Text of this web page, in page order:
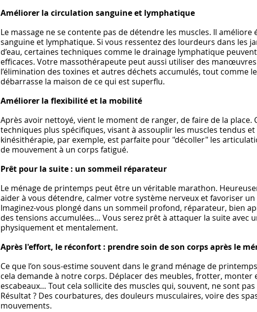
Améliorer la circulation sanguine et lymphatique
Le massage ne se contente pas de détendre les muscles. Il
sanguine et lymphatique. Si vous ressentez des lourdeurs dans les
d’eau, certaines techniques comme le drainage lymphatique
efficaces. Votre massothérapeute peut aussi utiliser des
l’élimination des toxines et autres déchets accumulés, tout comme
débarrasse la maison de ce qui est superflu.
Améliorer la flexibilité et la mobilité
Après avoir nettoyé, vient le moment de ranger, de faire de la place.
techniques plus spécifiques, visant à assouplir les muscles tendus
kinésithérapie, par exemple, est parfaite pour "décoller" les
de mouvement à un corps fatigué.
Prêt pour la suite : un sommeil réparateur
Le ménage de printemps peut être un véritable marathon.
aider à vous détendre, calmer votre système nerveux et favoriser
Imaginez-vous plongé dans un sommeil profond, réparateur, bien
des tensions accumulées… Vous serez prêt à attaquer la suite avec
physiquement et mentalement.
Après l'effort, le réconfort : prendre soin de son corps après le
Ce que l’on sous-estime souvent dans le grand ménage de
cela demande à notre corps. Déplacer des meubles, frotter, monter
escabeaux… Tout cela sollicite des muscles qui, souvent, ne sont
Résultat ? Des courbatures, des douleurs musculaires, voire des
mouvements.